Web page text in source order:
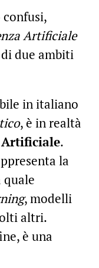
confusi,
Artificiale
due ambiti
in italiano
, è in realtà
.
la
quale
, modelli
altri.
è una